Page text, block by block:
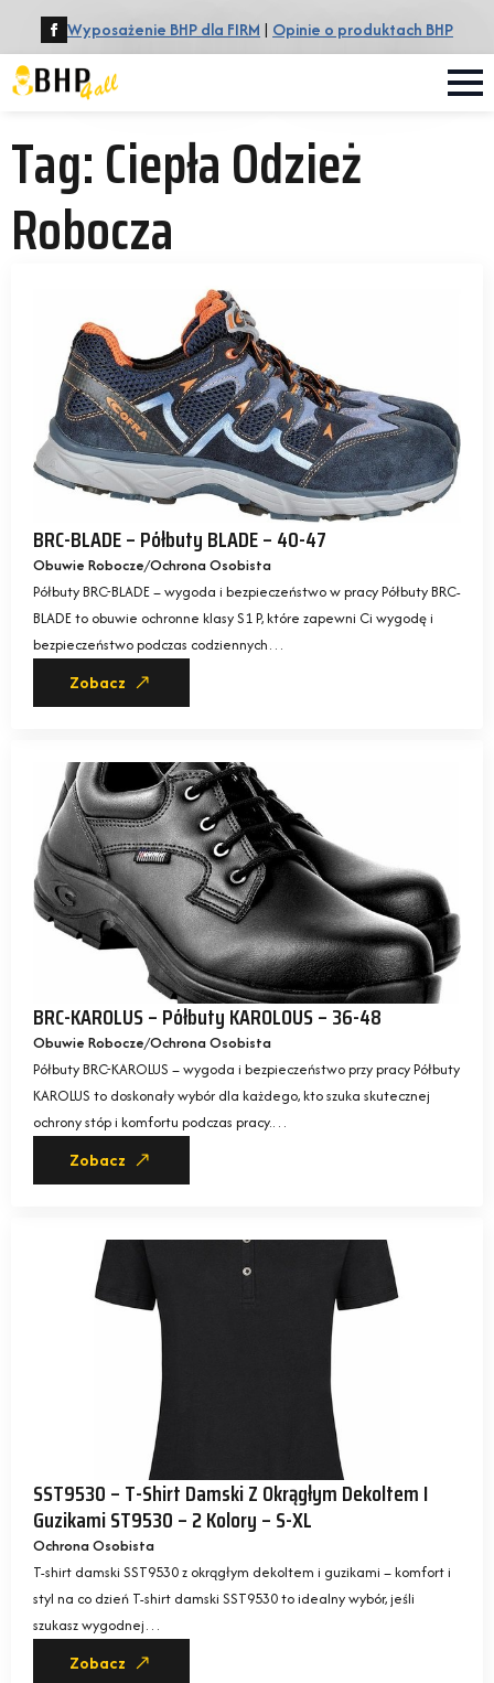
Wyposażenie BHP dla FIRM | Opinie o produktach BHP
Tag:Ciepła Odzież
Robocza
BRC-BLADE – Półbuty BLADE – 40-47
Obuwie Robocze Ochrona Osobista
Półbuty BRC-BLADE – wygoda i bezpieczeństwo w pracy Półbuty BRC-
BLADE to obuwie ochronne klasy S1 P, które zapewni Ci wygodę i
bezpieczeństwo podczas codziennych…
Zobacz
BRC-KAROLUS – Półbuty KAROLOUS – 36-48
Obuwie Robocze Ochrona Osobista
Półbuty BRC-KAROLUS – wygoda i bezpieczeństwo przy pracy Półbuty
KAROLUS to doskonały wybór dla każdego, kto szuka skutecznej
ochrony stóp i komfortu podczas pracy.…
Zobacz
SST9530 – T-Shirt Damski Z Okrągłym Dekoltem I
Guzikami ST9530 – 2 Kolory – S-XL
Ochrona Osobista
T-shirt damski SST9530 z okrągłym dekoltem i guzikami – komfort i
styl na co dzień T-shirt damski SST9530 to idealny wybór, jeśli
szukasz wygodnej…
Zobacz